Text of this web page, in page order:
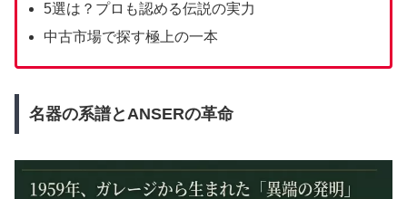
5選は？プロも認める伝説の実力
中古市場で探す極上の一本
名器の系譜とANSERの革命